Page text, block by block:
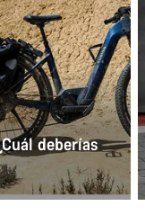
deberías